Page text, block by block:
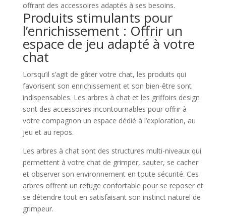
offrant des accessoires adaptés à ses besoins.
Produits stimulants pour
l’enrichissement : Offrir un
espace de jeu adapté à votre
chat
Lorsqu’il s’agit de gâter votre chat, les produits qui
favorisent son enrichissement et son bien-être sont
indispensables. Les arbres à chat et les griffoirs design
sont des accessoires incontournables pour offrir à
votre compagnon un espace dédié à l’exploration, au
jeu et au repos.
Les arbres à chat sont des structures multi-niveaux qui
permettent à votre chat de grimper, sauter, se cacher
et observer son environnement en toute sécurité. Ces
arbres offrent un refuge confortable pour se reposer et
se détendre tout en satisfaisant son instinct naturel de
grimpeur.